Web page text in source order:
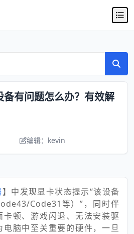
有问题怎么办？有效解
编辑：kevin
】中发现显卡状态提示“该设备
Code31等）”，同时伴
顿、游戏闪退、无法安装驱
脑中至关重要的硬件，一旦